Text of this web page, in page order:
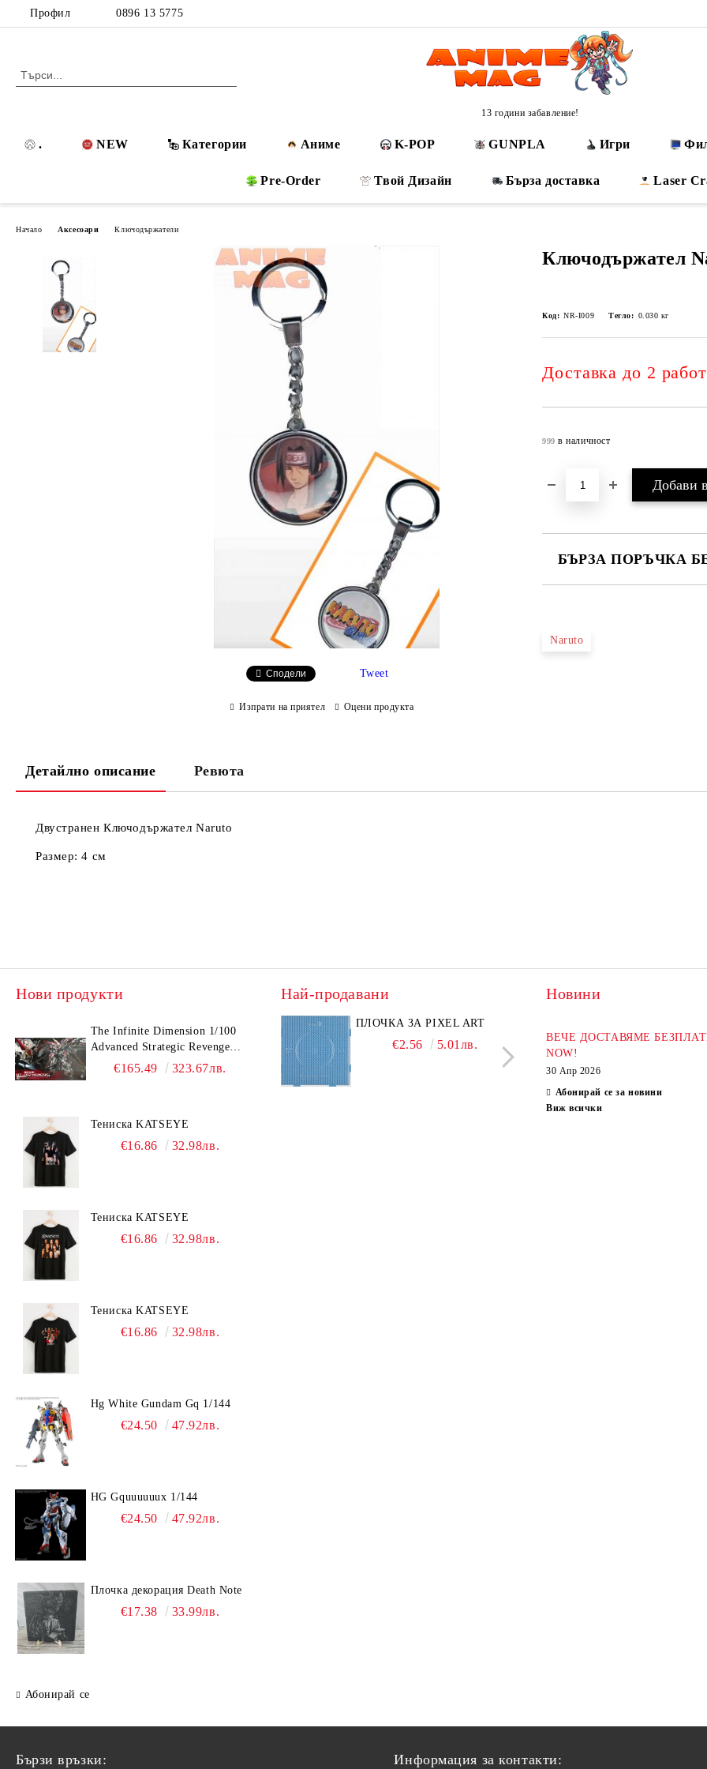
Профил 0896 13 5775
13 години забавление!
. NEW Категории Аниме K-POP GUNPLA Игри
Pre-Order Твой Дизайн Бърза доставка Laser
Начало Аксесоари Ключодържатели
Ключодържател
Код: NR-I009 Тегло: 0.030 кг
Доставка до 2
999 в наличност
БЪРЗА ПОРЪЧКА
Naruto
Сподели Tweet
Изпрати на приятел Оцени продукта
Детайлно описание Ревюта
Двустранен Ключодържател Naruto
Размер: 4 см
Нови продукти
The Infinite Dimension 1/100
Advanced Strategic Revenge
Titan RT-002 Nemesis
€165.49 323.67лв.
Тениска KATSEYE
€16.86 32.98лв.
Тениска KATSEYE
€16.86 32.98лв.
Тениска KATSEYE
€16.86 32.98лв.
Hg White Gundam Gq 1/144
€24.50 47.92лв.
HG Gquuuuuux 1/144
€24.50 47.92лв.
Плочка декорация Death Note
€17.38 33.99лв.
Абонирай се
Най-продавани
ПЛОЧКА ЗА PIXEL ART
€2.56 5.01лв. €2.04
Новини
ВЕЧЕ ДОСТАВЯМЕ
NOW!
30 Апр 2026
Абонирай се за новини
Виж всички
Бързи връзки:
Информация за контакти: